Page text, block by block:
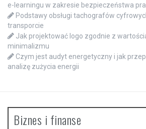
e-learningu w zakresie bezpieczeństwa
Podstawy obsługi tachografów
transporcie
Jak projektować logo zgodnie z
minimalizmu
Czym jest audyt energetyczny i jak
analizę zużycia energii
Biznes i finanse